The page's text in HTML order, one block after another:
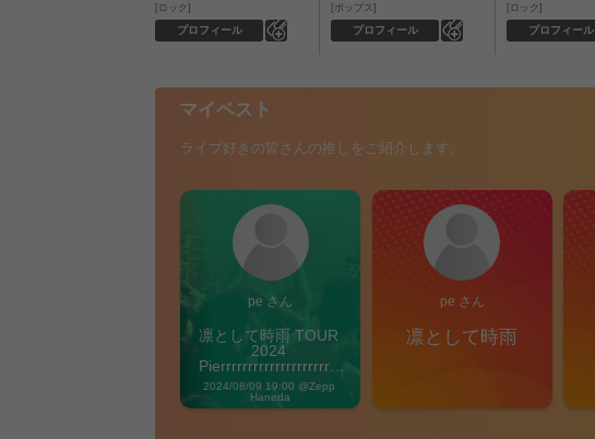
プロフィール
ロック
プロフィール
ポップス
プロフィール
ロック
マイベスト
ライブ好きの皆さんの推しをご紹介します。
pe さん
凛として時雨 TOUR
2024
Pierrrrrrrrrrrrrrrrrrrre
Vibes
2024/08/09 19:00 @Zepp
Haneda
pe さん
凛として時雨